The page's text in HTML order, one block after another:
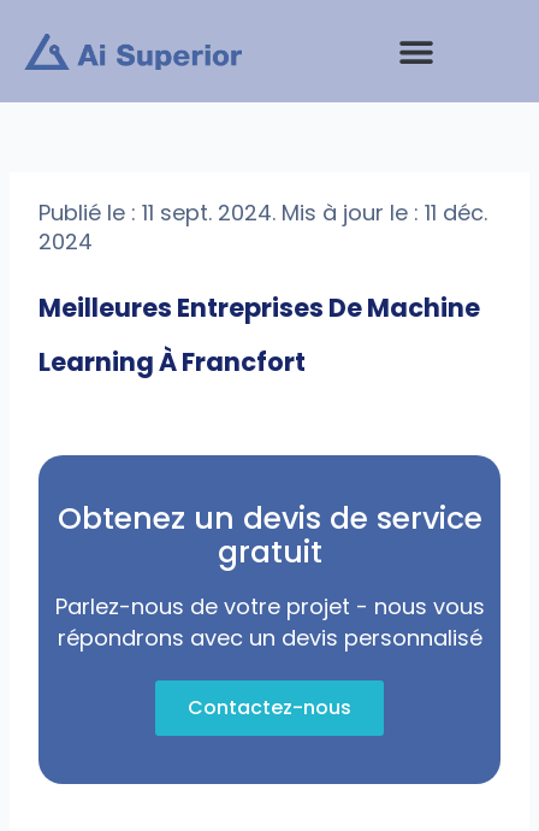
contenu
Publié le : 11 sept. 2024. Mis à jour le : 11 déc.
2024
Meilleures Entreprises De Machine
Learning À Francfort
Obtenez un devis de service
gratuit
Parlez-nous de votre projet - nous vous
répondrons avec un devis personnalisé
Contactez-nous